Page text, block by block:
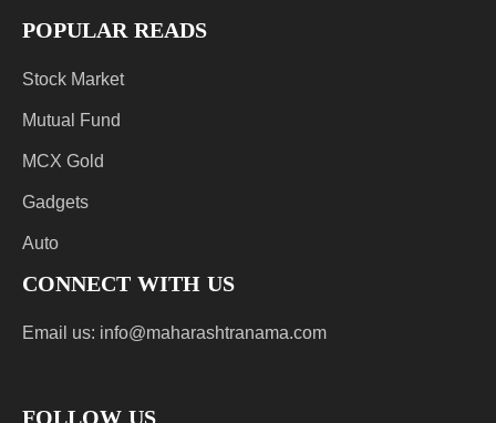
POPULAR READS
Stock Market
Mutual Fund
MCX Gold
Gadgets
Auto
CONNECT WITH US
Email us: info@maharashtranama.com